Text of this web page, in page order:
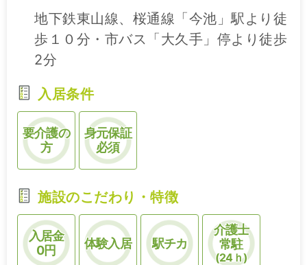
地下鉄東山線、桜通線「今池」駅より徒
歩１０分・市バス「大久手」停より徒歩
2分
入居条件
要介護の
方
身元保証
必須
施設のこだわり・特徴
入居金
0円
体験入居 駅チカ
介護士
常駐
(24ｈ)